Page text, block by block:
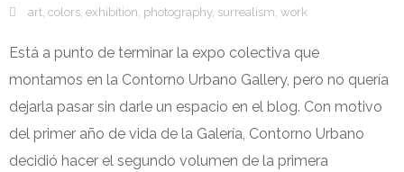
art, colors, exhibition, photography, surrealism, work
Está a punto de terminar la expo colectiva que
montamos en la Contorno Urbano Gallery, pero no quería
dejarla pasar sin darle un espacio en el blog. Con motivo
del primer año de vida de la Galería, Contorno Urbano
decidió hacer el segundo volumen de la primera